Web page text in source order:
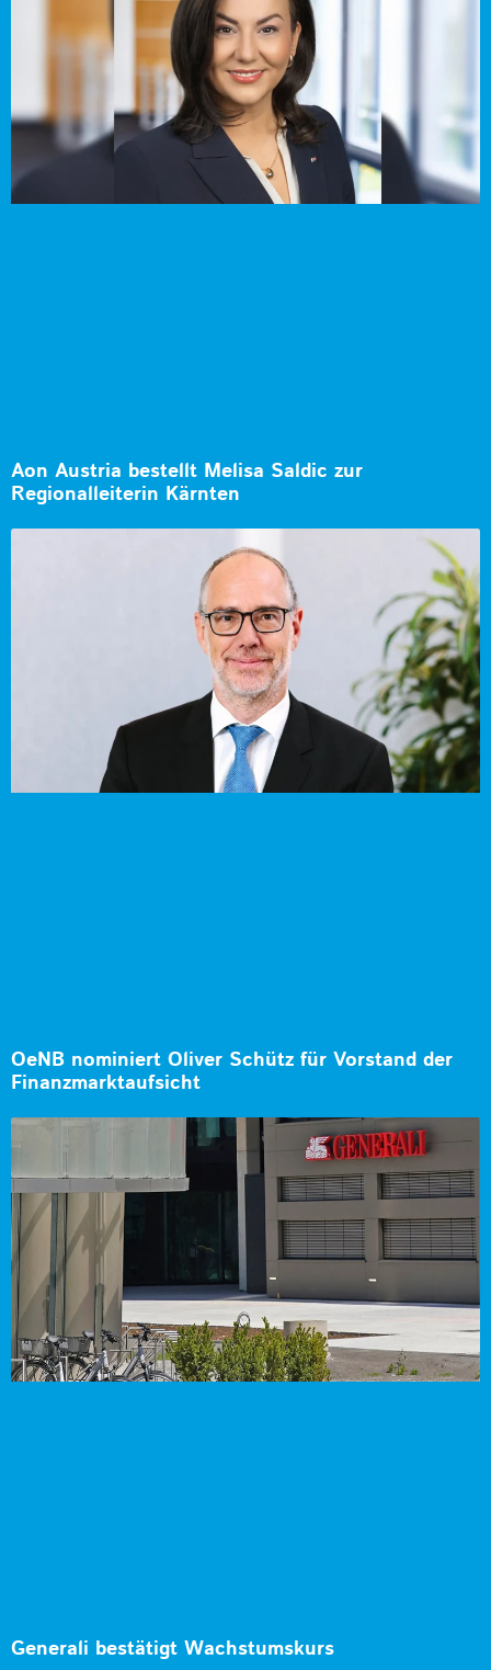
Aon Austria bestellt Melisa Saldic zur
Regionalleiterin Kärnten
OeNB nominiert Oliver Schütz für Vorstand der
Finanzmarktaufsicht
Generali bestätigt Wachstumskurs